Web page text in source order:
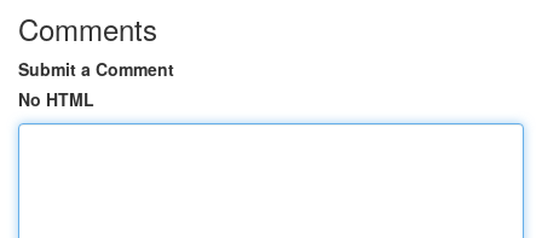
Comments
Submit a Comment
No HTML